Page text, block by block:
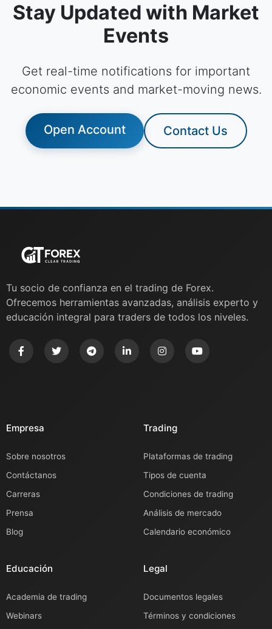
Stay Updated with Market
Events
Get real-time notifications for important
economic events and market-moving news.
Open Account Contact Us
Tu socio de confianza en el trading de Forex.
Ofrecemos herramientas avanzadas, análisis experto y
educación integral para traders de todos los niveles.
Empresa
Sobre nosotros
Contáctanos
Carreras
Prensa
Blog
Trading
Plataformas de trading
Tipos de cuenta
Condiciones de trading
Análisis de mercado
Calendario económico
Educación
Academia de trading
Webinars
Legal
Documentos legales
Términos y condiciones